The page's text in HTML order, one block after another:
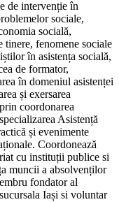
de intervenție în
sociale,
socială,
fenomene sociale
în asistența socială,
de formator,
în domeniul asistenței
și exersarea
coordonarea
Asistență
și evenimente
Coordonează
cu instituții publice si
muncii a absolvenților
fondator al
Iași si voluntar